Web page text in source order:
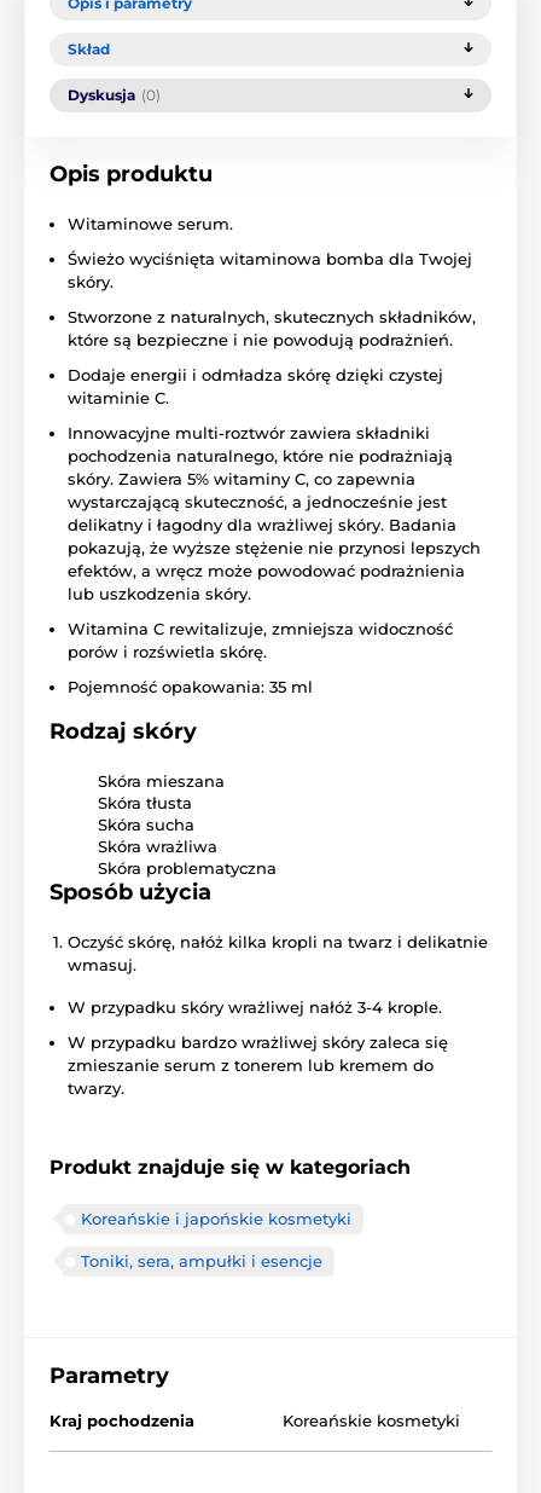
Skład
Dyskusja (0)
Opis produktu
Witaminowe serum.
Świeżo wyciśnięta witaminowa bomba dla Twojej
skóry.
Stworzone z naturalnych, skutecznych składników,
które są bezpieczne i nie powodują podrażnień.
Dodaje energii i odmładza skórę dzięki czystej
witaminie C.
Innowacyjne multi-roztwór zawiera składniki
pochodzenia naturalnego, które nie podrażniają
skóry. Zawiera 5% witaminy C, co zapewnia
wystarczającą skuteczność, a jednocześnie jest
delikatny i łagodny dla wrażliwej skóry. Badania
pokazują, że wyższe stężenie nie przynosi lepszych
efektów, a wręcz może powodować podrażnienia
lub uszkodzenia skóry.
Witamina C rewitalizuje, zmniejsza widoczność
porów i rozświetla skórę.
Pojemność opakowania: 35 ml
Rodzaj skóry
Skóra mieszana
Skóra tłusta
Skóra sucha
Skóra wrażliwa
Skóra problematyczna
Sposób użycia
Oczyść skórę, nałóż kilka kropli na twarz i delikatnie
wmasuj.
W przypadku skóry wrażliwej nałóż 3-4 krople.
W przypadku bardzo wrażliwej skóry zaleca się
zmieszanie serum z tonerem lub kremem do
twarzy.
Produkt znajduje się w kategoriach
Koreańskie i japońskie kosmetyki
Toniki, sera, ampułki i esencje
Parametry
Kraj pochodzenia Koreańskie kosmetyki